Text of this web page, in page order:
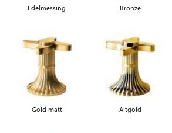
Edelmessing Bronze
Gold matt Altgold